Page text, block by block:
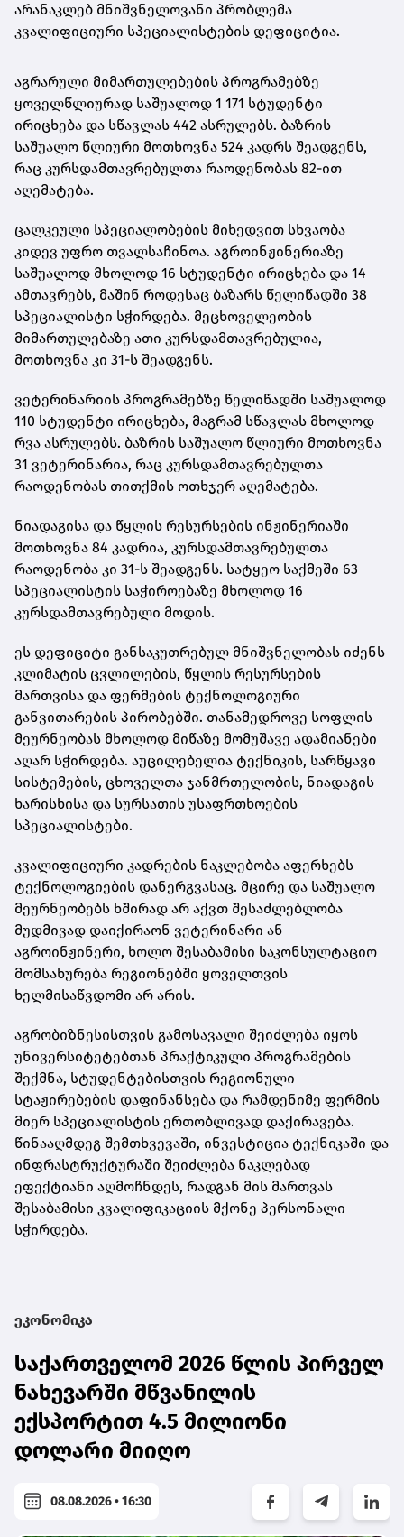
არანაკლებ მნიშვნელოვანი პრობლემა
კვალიფიციური სპეციალისტების დეფიციტია.
აგრარული მიმართულებების პროგრამებზე
ყოველწლიურად საშუალოდ 1 171 სტუდენტი
ირიცხება და სწავლას 442 ასრულებს. ბაზრის
საშუალო წლიური მოთხოვნა 524 კადრს შეადგენს,
რაც კურსდამთავრებულთა რაოდენობას 82-ით
აღემატება.
ცალკეული სპეციალობების მიხედვით სხვაობა
კიდევ უფრო თვალსაჩინოა. აგროინჟინერიაზე
საშუალოდ მხოლოდ 16 სტუდენტი ირიცხება და 14
ამთავრებს, მაშინ როდესაც ბაზარს წელიწადში 38
სპეციალისტი სჭირდება. მეცხოველეობის
მიმართულებაზე ათი კურსდამთავრებულია,
მოთხოვნა კი 31-ს შეადგენს.
ვეტერინარიის პროგრამებზე წელიწადში საშუალოდ
110 სტუდენტი ირიცხება, მაგრამ სწავლას მხოლოდ
რვა ასრულებს. ბაზრის საშუალო წლიური მოთხოვნა
31 ვეტერინარია, რაც კურსდამთავრებულთა
რაოდენობას თითქმის ოთხჯერ აღემატება.
ნიადაგისა და წყლის რესურსების ინჟინერიაში
მოთხოვნა 84 კადრია, კურსდამთავრებულთა
რაოდენობა კი 31-ს შეადგენს. სატყეო საქმეში 63
სპეციალისტის საჭიროებაზე მხოლოდ 16
კურსდამთავრებული მოდის.
ეს დეფიციტი განსაკუთრებულ მნიშვნელობას იძენს
კლიმატის ცვლილების, წყლის რესურსების
მართვისა და ფერმების ტექნოლოგიური
განვითარების პირობებში. თანამედროვე სოფლის
მეურნეობას მხოლოდ მიწაზე მომუშავე ადამიანები
აღარ სჭირდება. აუცილებელია ტექნიკის, სარწყავი
სისტემების, ცხოველთა ჯანმრთელობის, ნიადაგის
ხარისხისა და სურსათის უსაფრთხოების
სპეციალისტები.
კვალიფიციური კადრების ნაკლებობა აფერხებს
ტექნოლოგიების დანერგვასაც. მცირე და საშუალო
მეურნეობებს ხშირად არ აქვთ შესაძლებლობა
მუდმივად დაიქირაონ ვეტერინარი ან
აგროინჟინერი, ხოლო შესაბამისი საკონსულტაციო
მომსახურება რეგიონებში ყოველთვის
ხელმისაწვდომი არ არის.
აგრობიზნესისთვის გამოსავალი შეიძლება იყოს
უნივერსიტეტებთან პრაქტიკული პროგრამების
შექმნა, სტუდენტებისთვის რეგიონული
სტაჟირებების დაფინანსება და რამდენიმე ფერმის
მიერ სპეციალისტის ერთობლივად დაქირავება.
წინააღმდეგ შემთხვევაში, ინვესტიცია ტექნიკაში და
ინფრასტრუქტურაში შეიძლება ნაკლებად
ეფექტიანი აღმოჩნდეს, რადგან მის მართვას
შესაბამისი კვალიფიკაციის მქონე პერსონალი
სჭირდება.
ეკონომიკა
საქართველომ 2026 წლის პირველ
ნახევარში მწვანილის
ექსპორტით 4.5 მილიონი
დოლარი მიიღო
08.08.2026 • 16:30